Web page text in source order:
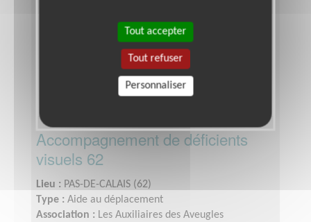
Accompagnement de déficients
visuels 62
Lieu : PAS-DE-CALAIS (62)
Type : Aide au déplacement
Association : Les Auxiliaires des Aveugles
Tout accepter
Tout refuser
Personnaliser